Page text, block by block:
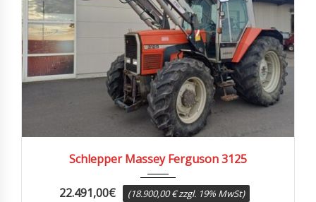
Schlepper Massey Ferguson 3125
22.491,00€ (18.900,00 € zzgl. 19% MwSt)